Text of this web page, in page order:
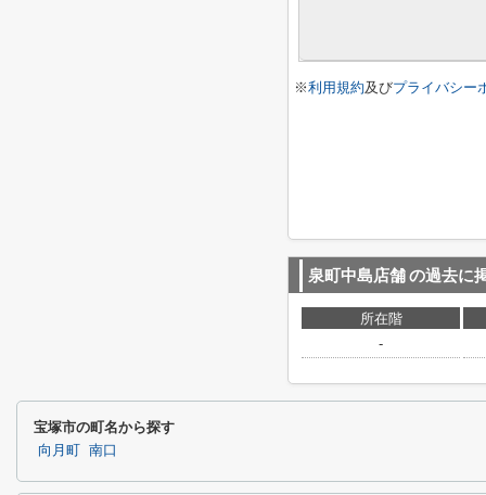
※利用規約及びプライバシー
泉町中島店舗の過去に
所在階
-
宝塚市の町名から探す
向月町 南口